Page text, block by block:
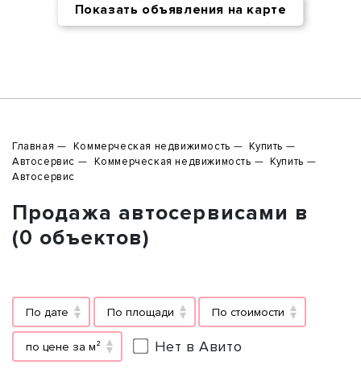
Показать объявления на карте
Главная Коммерческая недвижимость
Купить
Автосервис
Коммерческая недвижимость
Купить
Автосервис
Продажа автосервисами в
(0 объектов)
По дате По площади По стоимости
по цене за м² Нет в Авито